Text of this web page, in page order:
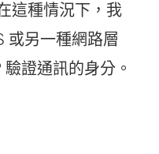
這種情況下，我
或另一種網路層
證通訊的身分。